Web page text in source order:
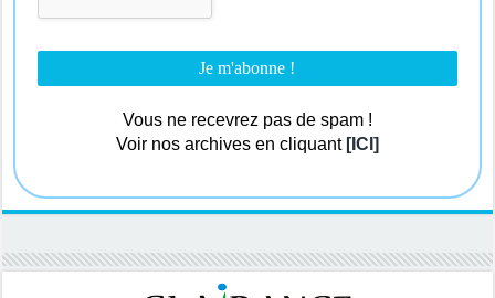
Vous ne recevrez pas de spam !
Voir nos archives en cliquant [ICI]